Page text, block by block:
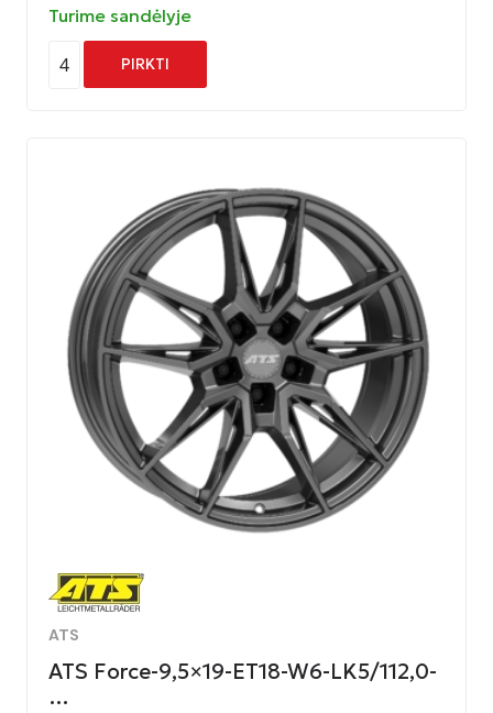
Turime sandėlyje
4 PIRKTI
ATS
ATS Force-9,5×19-ET18-W6-LK5/112,0-
…